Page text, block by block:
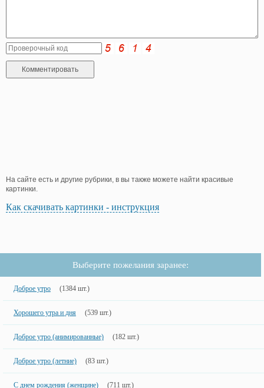
На сайте есть и другие рубрики, в вы также можете найти красивые
картинки.
Как скачивать картинки - инструкция
Выберите пожелания заранее:
Доброе утро (1384 шт.)
Хорошего утра и дня (539 шт.)
Доброе утро (анимированные) (182 шт.)
Доброе утро (летние) (83 шт.)
С днем рождения (женщине) (711 шт.)